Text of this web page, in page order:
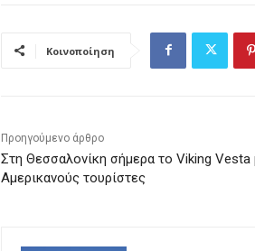
Κοινοποίηση
Προηγούμενο άρθρο
Στη Θεσσαλονίκη σήμερα το Viking Vesta
Αμερικανούς τουρίστες